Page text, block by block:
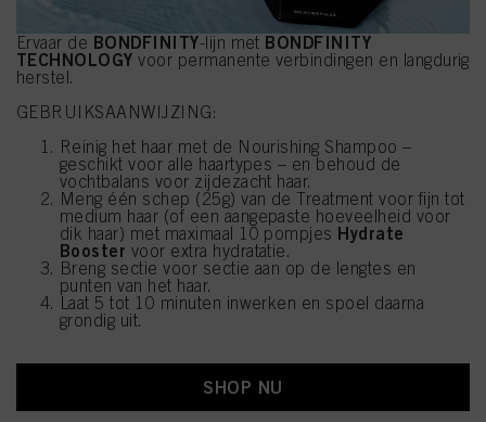
Ervaar de BONDFINITY-lijn met BONDFINITY
TECHNOLOGY voor permanente verbindingen en langdurig
herstel.
GEBRUIKSAANWIJZING:
Reinig het haar met de Nourishing Shampoo –
geschikt voor alle haartypes – en behoud de
vochtbalans voor zijdezacht haar.
Meng één schep (25g) van de Treatment voor fijn tot
medium haar (of een aangepaste hoeveelheid voor
dik haar) met maximaal 10 pompjes Hydrate
Booster voor extra hydratatie.
Breng sectie voor sectie aan op de lengtes en
punten van het haar.
Laat 5 tot 10 minuten inwerken en spoel daarna
grondig uit.
SHOP NU